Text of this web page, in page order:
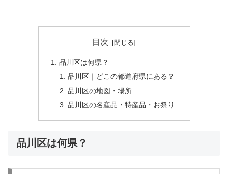
目次
品川区は何県？
品川区｜どこの都道府県にある？
品川区の地図・場所
品川区の名産品・特産品・お祭り
品川区は何県？